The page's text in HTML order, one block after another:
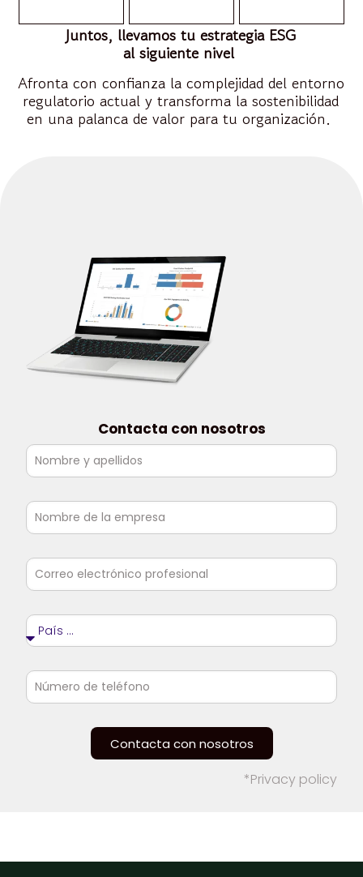
Juntos, llevamos tu estrategiaESG
alsiguiente nivel
Afronta con confianza la complejidad del entorno
regulatorio actual y transforma la sostenibilidad
en una palanca de valor para tu organización.
Contacta con nosotros
Contacta con nosotros
*Privacy policy